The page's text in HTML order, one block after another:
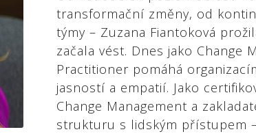
transformační změny, od
týmy – Zuzana Fiantoková
začala vést. Dnes jako Change
Practitioner pomáhá
jasností a empatií. Jako
Change Management a
strukturu s lidským přístupem